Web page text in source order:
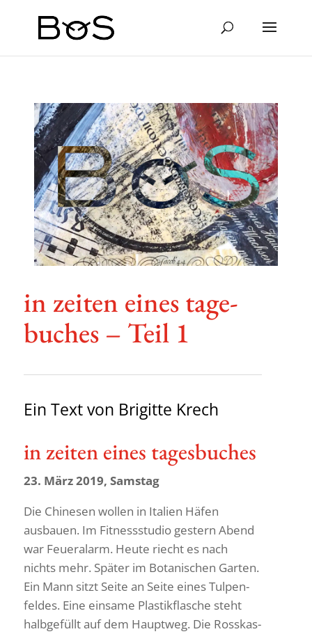
in zeiten eines tage­
bu­ches – Teil 1
Ein Text von Brigitte Krech
in zeiten eines tagesbuches
23. März 2019, Samstag
Die Chinesen wollen in Italien Häfen
ausbauen. Im Fitness­studio gestern Abend
war Feuer­alarm. Heute riecht es nach
nichts mehr. Später im Bota­ni­schen Garten.
Ein Mann sitzt Seite an Seite eines Tulpen­
feldes. Eine einsame Plas­tik­fla­sche steht
halb­ge­füllt auf dem Hauptweg. Die Ross­kas­